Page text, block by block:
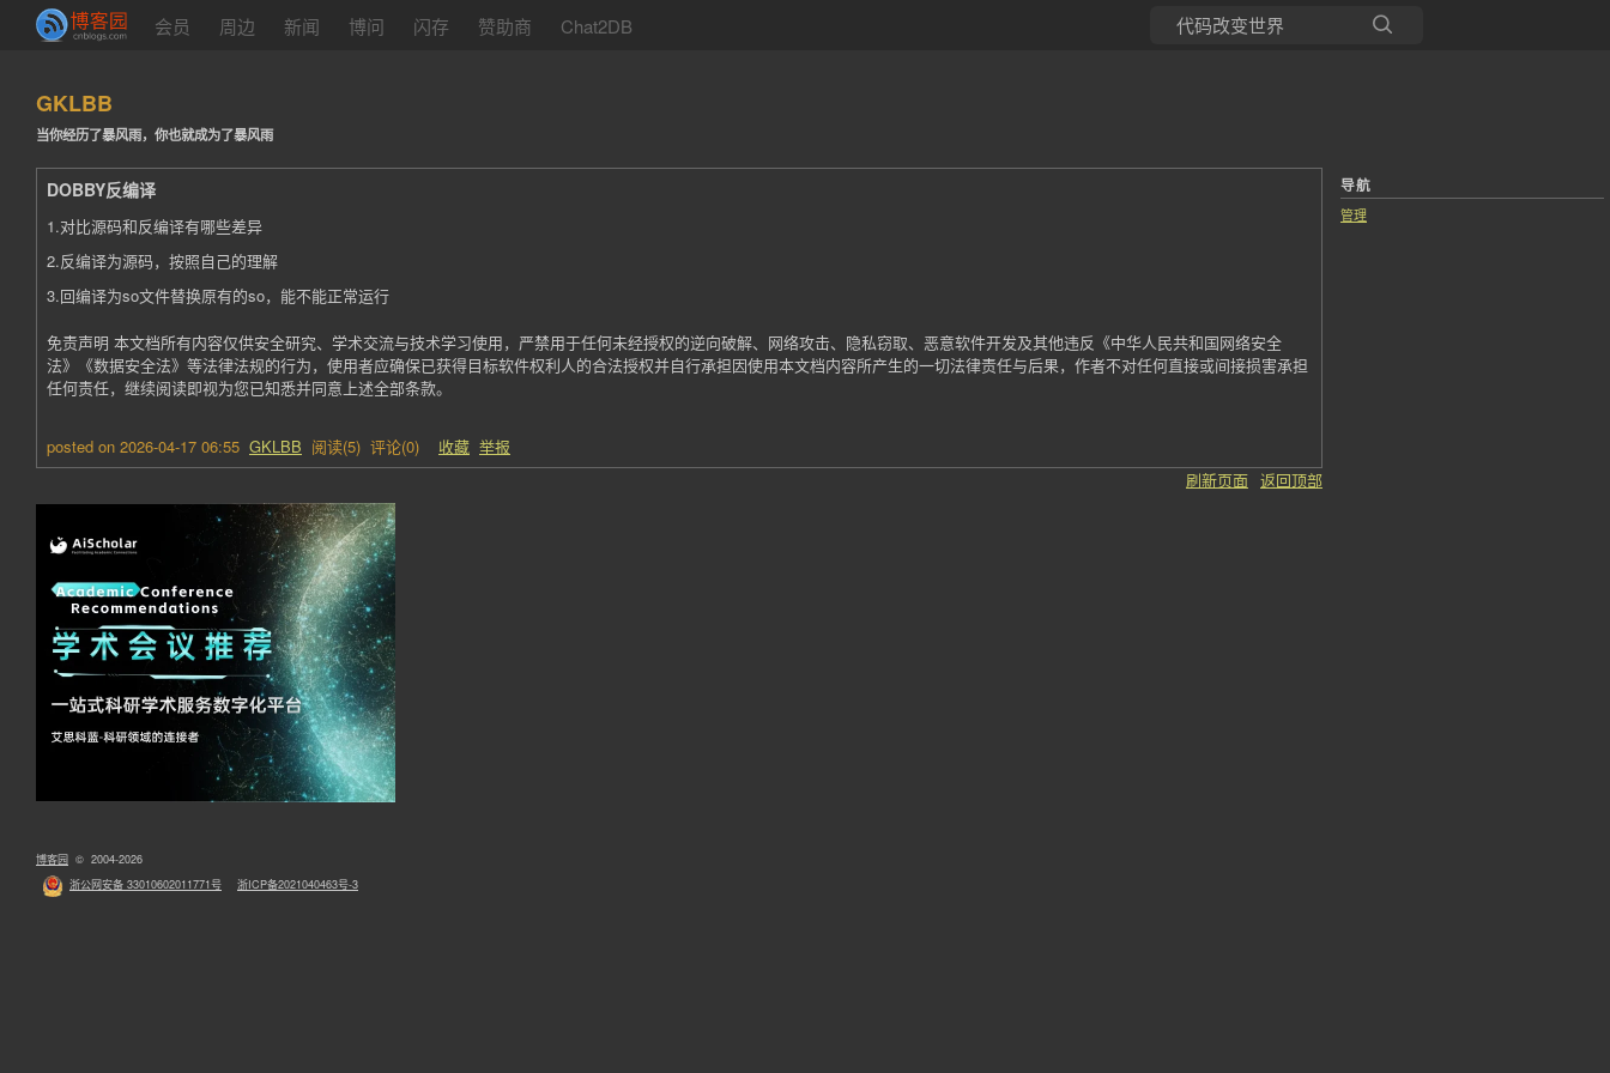
会员 周边 新闻 博问 闪存 赞助商 Chat2DB
GKLBB
当你经历了暴风雨，你也就成为了暴风雨
导航
管理
DOBBY反编译
1.对比源码和反编译有哪些差异
2.反编译为源码，按照自己的理解
3.回编译为so文件替换原有的so，能不能正常运行
免责声明 本文档所有内容仅供安全研究、学术交流与技术学习使用，严禁用于任何未经授权的逆向破解、网络攻击、隐私窃取、恶意软件开发及其他违反《中华人民共和国网络安全
法》《数据安全法》等法律法规的行为，使用者应确保已获得目标软件权利人的合法授权并自行承担因使用本文档内容所产生的一切法律责任与后果，作者不对任何直接或间接损害承担
任何责任，继续阅读即视为您已知悉并同意上述全部条款。
posted on 2026-04-17 06:55 GKLBB 阅读(5) 评论(0) 收藏 举报
刷新页面 返回顶部
博客园 © 2004-2026
浙公网安备 33010602011771号
浙ICP备2021040463号-3